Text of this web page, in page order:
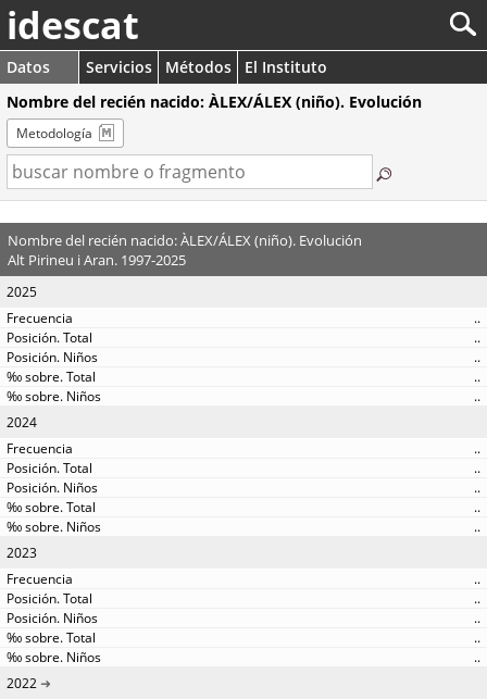
idescat
Datos Servicios Métodos
El Instituto
Nombre del recién nacido: ÀLEX/ÁLEX (niño). Evolución
Metodología
Nombre del recién nacido: ÀLEX/ÁLEX (niño). Evolución
Alt Pirineu i Aran. 1997-2025
2025
..
..
..
..
..
2024
..
..
..
..
..
2023
..
..
..
..
..
2022